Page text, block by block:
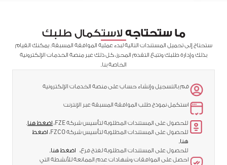
ما ستحتاجه لاستكمال طلبك
ستحتاج إلى تحميل المستندات التالية لبدء عملية الموافقة المسبقة. يمكنك القيام
بذلك وإدارة طلبك وتتبع التقدم المحرز، كل ذلك عبر منصة الخدمات الإلكترونية
الخاصة بنا.
قم بالتسجيل وإنشاء حساب على منصة الخدمات الإلكترونية
استكمل نموذج طلب الموافقة المسبقة عبر الإنترنت
للحصول على المستندات المطلوبة لتأسيس شركة FZE، اضغط هنا.
للحصول على المستندات المطلوبة لتأسيس شركة FZCO،
اضغط
هنا.
للحصول على المستندات المطلوبة لفتح فرع، اضغط هنا.
احصل على الموافقات وشهادات عدم الممانعة للأنشطة التي